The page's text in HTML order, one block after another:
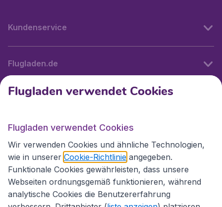
Kundenservice
Flugladen.de
Internationale Webseiten
Folgen Sie uns:
Flugladen verwendet Cookies
Flugladen verwendet Cookies
Wir verwenden Cookies und ähnliche Technologien,
wie in unserer Cookie-Richtlinie angegeben.
Funktionale Cookies gewährleisten, dass unsere
Webseiten ordnungsgemäß funktionieren, während
analytische Cookies die Benutzererfahrung